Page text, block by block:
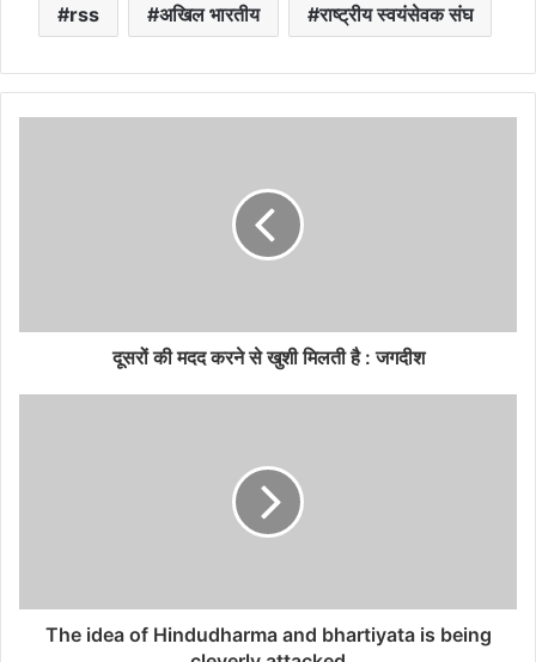
rss अखिल भारतीय राष्ट्रीय स्वयंसेवक संघ
दूसरों की मदद करने से खुशी मिलती है : जगदीश
The idea of ​​Hindudharma and bhartiyata is being